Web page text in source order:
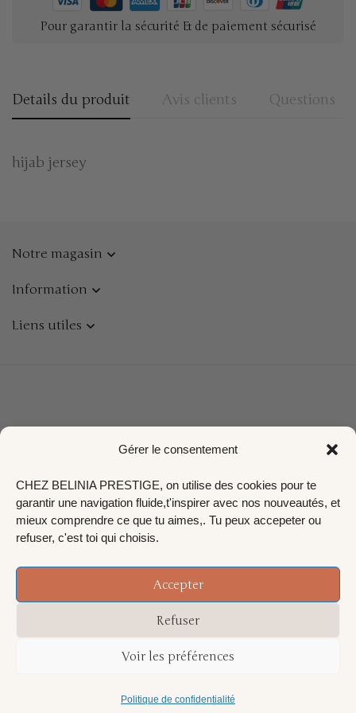
Gérer le consentement
CHEZ BELINIA PRESTIGE, on utilise des cookies pour te
garantir une navigation fluide,t'inspirer avec nos nouveautés, et
mieux comprendre ce que tu aimes,. Tu peux accepeter ou
refuser, c'est toi qui choisis.
Accepter
Refuser
Voir les préférences
Politique de confidentialité
Pour garantir la sécurité & de paiement sécurisé
Details du produit Avis clients Questions
hijab jersey
Notre magasin
Information
Liens utiles